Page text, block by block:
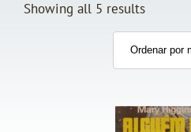
Showing all 5 results